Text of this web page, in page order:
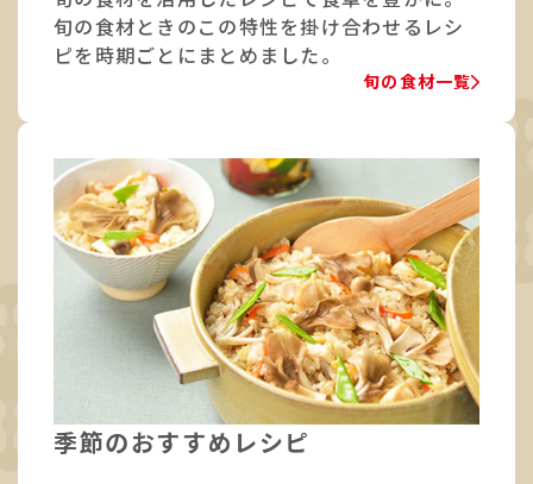
旬の食材ときのこの特性を掛け合わせるレシ
ピを時期ごとにまとめました。
旬の食材一覧
季節のおすすめレシピ